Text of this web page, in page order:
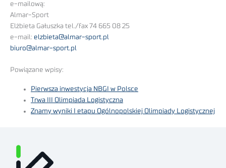
e-mailową:
Almar-Sport
Elżbieta Gałuszka tel./fax 74 665 08 25
e-mail: elzbieta@almar-sport.pl
biuro@almar-sport.pl
Powiązane wpisy:
Pierwsza inwestycja NBGI w Polsce
Trwa III Olimpiada Logistyczna
Znamy wyniki I etapu Ogólnopolskiej Olimpiady Logistycznej